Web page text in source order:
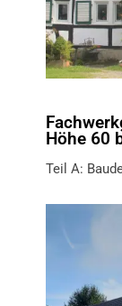
Höhe 60
Teil A: